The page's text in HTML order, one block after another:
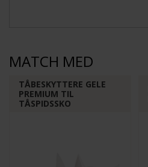
MATCH MED
TÅBESKYTTERE GELE
PREMIUM TIL
TÅSPIDSSKO